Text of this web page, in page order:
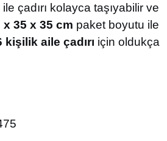
ile çadırı kolayca taşıyabilir ve
x 35 x 35 cm paket boyutu ile
kişilik aile çadırı için oldukça